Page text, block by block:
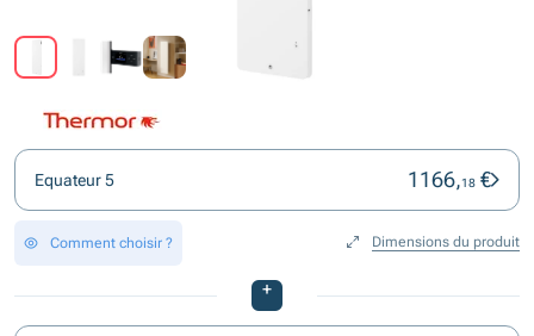
Equateur 5 1166,18 €
Comment choisir ? Dimensions du produit
+